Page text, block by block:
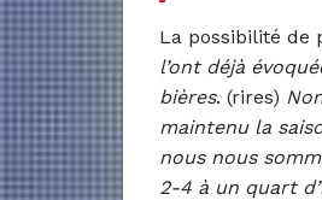
La possibilité de
l’ont déjà
bières. (rires)
maintenu la
nous nous
2-4 à un quart